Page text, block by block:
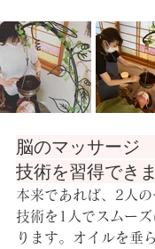
脳のマッサージ
技術を習得できま
本来であれば、2人
技術を1人でスムー
ります。オイルを垂